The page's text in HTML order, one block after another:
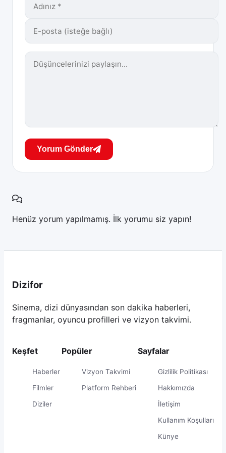
izleyicilere hem görsel bir şölen hem de
zekice örülmüş bir gizem sunuyor. Dizinin
TMDB puanı 5.458/10 olarak kaydedilmiştir;
bu da genel olarak ortalama bir izleyici
kitlesine hitap ettiğini göstermektedir. Ancak
özellikle Jolie hayranları ve psikolojik gerilim
Yorum Gönder
Henüz yorum yapılmamış. İlk yorumu siz yapın!
Dizifor
Sinema, dizi dünyasından son dakika haberleri,
fragmanlar, oyuncu profilleri ve vizyon takvimi.
Keşfet
Haberler
Filmler
Diziler
Popüler
Vizyon Takvimi
Platform Rehberi
Sayfalar
Gizlilik Politikası
Hakkımızda
İletişim
Kullanım Koşulları
Künye